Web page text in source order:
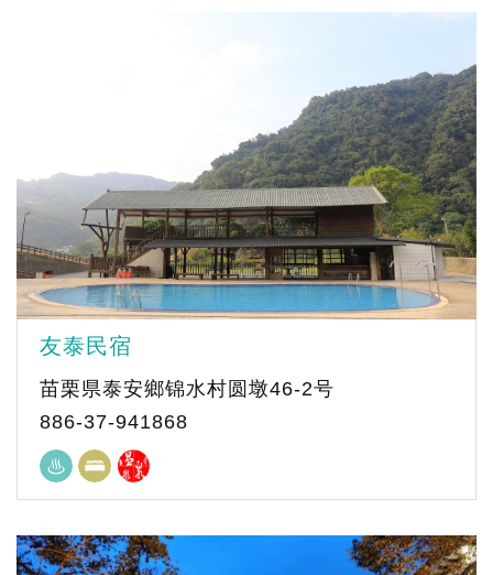
友泰民宿
苗栗県泰安鄉锦水村圆墩46-2号
886-37-941868